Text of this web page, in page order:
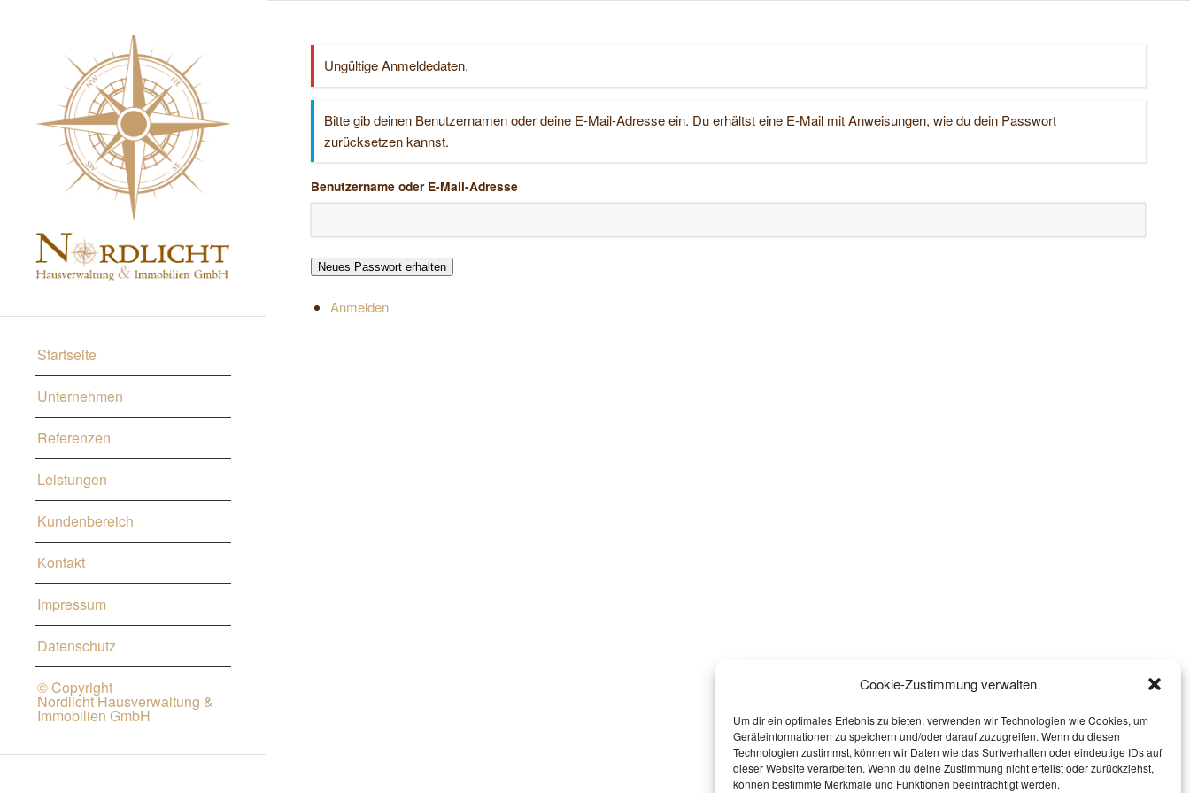
Cookie-Zustimmung verwalten
Um dir ein optimales Erlebnis zu bieten, verwenden wir Technologien wie Cookies, um
Geräteinformationen zu speichern und/oder darauf zuzugreifen. Wenn du diesen
Technologien zustimmst, können wir Daten wie das Surfverhalten oder eindeutige IDs auf
dieser Website verarbeiten. Wenn du deine Zustimmung nicht erteilst oder zurückziehst,
können bestimmte Merkmale und Funktionen beeinträchtigt werden.
Startseite
Unternehmen
Referenzen
Leistungen
Kundenbereich
Kontakt
Impressum
Datenschutz
© Copyright
Nordlicht Hausverwaltung &
Immobilien GmbH
Ungültige Anmeldedaten.
Bitte gib deinen Benutzernamen oder deine E-Mail-Adresse ein. Du erhältst eine E-Mail mit Anweisungen, wie du dein Passwort
zurücksetzen kannst.
Benutzername oder E-Mail-Adresse
Neues Passwort erhalten
Anmelden